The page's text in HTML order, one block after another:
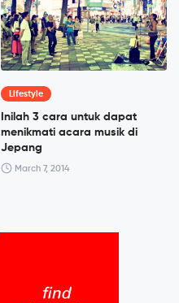
Lifestyle
Inilah 3 cara untuk dapat
menikmati acara musik di
Jepang
March 7, 2014